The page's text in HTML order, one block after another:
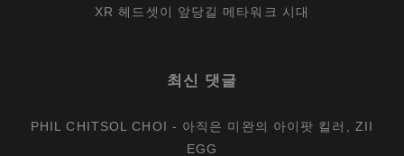
XR 헤드셋이 앞당길 메타워크 시대
최신 댓글
PHIL CHITSOL CHOI - 아직은 미완의 아이팟 킬러, ZII
EGG